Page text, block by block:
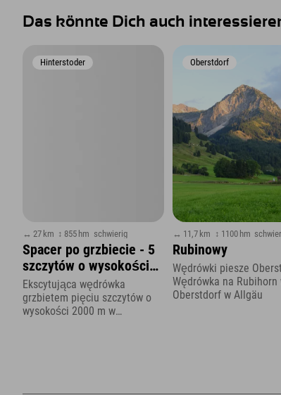
Das könnte Dich auch
Hinterstoder
↔ 27 km ↕ 855 hm schwierig
Spacer po grzbiecie - 5
szczytów o wysokości
2000 m
Ekscytująca wędrówka
grzbietem pięciu szczytów o
wysokości 2000 m w
Oberstdorf
↔ 11,7 km ↕ 1100 hm
Rubinowy
Wędrówki piesze
Wędrówka na Rubihorn
Oberstdorf w Allgäu